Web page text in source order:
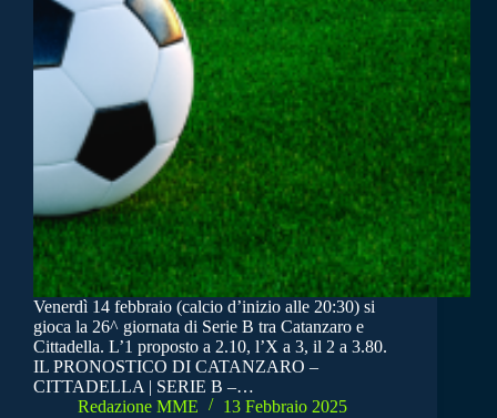
Venerdì 14 febbraio (calcio d’inizio alle 20:30) si
gioca la 26^ giornata di Serie B tra Catanzaro e
Cittadella. L’1 proposto a 2.10, l’X a 3, il 2 a 3.80.
IL PRONOSTICO DI CATANZARO –
CITTADELLA | SERIE B –…
Redazione MME
13 Febbraio 2025